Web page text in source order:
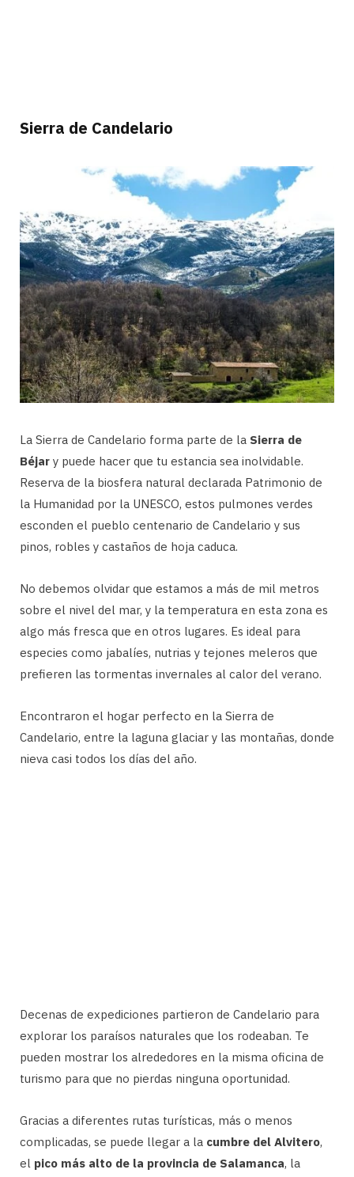
Sierra de Candelario
La Sierra de Candelario forma parte de la Sierra de
Béjar y puede hacer que tu estancia sea inolvidable.
Reserva de la biosfera natural declarada Patrimonio de
la Humanidad por la UNESCO, estos pulmones verdes
esconden el pueblo centenario de Candelario y sus
pinos, robles y castaños de hoja caduca.
No debemos olvidar que estamos a más de mil metros
sobre el nivel del mar, y la temperatura en esta zona es
algo más fresca que en otros lugares. Es ideal para
especies como jabalíes, nutrias y tejones meleros que
prefieren las tormentas invernales al calor del verano.
Encontraron el hogar perfecto en la Sierra de
Candelario, entre la laguna glaciar y las montañas, donde
nieva casi todos los días del año.
Decenas de expediciones partieron de Candelario para
explorar los paraísos naturales que los rodeaban. Te
pueden mostrar los alrededores en la misma oficina de
turismo para que no pierdas ninguna oportunidad.
Gracias a diferentes rutas turísticas, más o menos
complicadas, se puede llegar a la cumbre del Alvitero,
el pico más alto de la provincia de Salamanca, la